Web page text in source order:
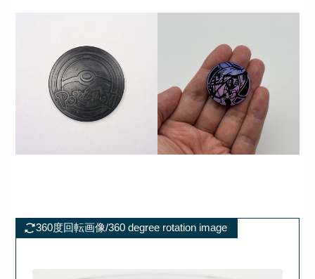
360度回転画像/360 degree rotation image